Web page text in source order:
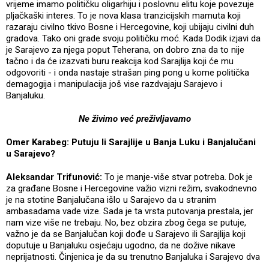
vrijeme imamo političku oligarhiju i poslovnu elitu koje povezuje
pljačkaški interes. To je nova klasa tranzicijskih mamuta koji
razaraju civilno tkivo Bosne i Hercegovine, koji ubijaju civilni duh
gradova. Tako oni grade svoju političku moć. Kada Dodik izjavi da
je Sarajevo za njega poput Teherana, on dobro zna da to nije
tačno i da će izazvati buru reakcija kod Sarajlija koji će mu
odgovoriti - i onda nastaje strašan ping pong u kome politička
demagogija i manipulacija još vise razdvajaju Sarajevo i
Banjaluku.
Ne živimo već preživljavamo
Omer Karabeg: Putuju li Sarajlije u Banja Luku i Banjalučani
u Sarajevo?
Aleksandar Trifunović: To je manje-više stvar potreba. Dok je
za građane Bosne i Hercegovine važio vizni režim, svakodnevno
je na stotine Banjalučana išlo u Sarajevo da u stranim
ambasadama vade vize. Sada je ta vrsta putovanja prestala, jer
nam vize više ne trebaju. No, bez obzira zbog čega se putuje,
važno je da se Banjalučan koji dođe u Sarajevo ili Sarajlija koji
doputuje u Banjaluku osjećaju ugodno, da ne dožive nikave
neprijatnosti. Činjenica je da su trenutno Banjaluka i Sarajevo dva